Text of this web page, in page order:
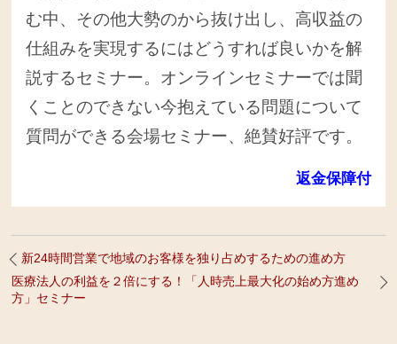
む中、その他大勢のから抜け出し、高収益の
仕組みを実現するにはどうすれば良いかを解
説するセミナー。オンラインセミナーでは聞
くことのできない今抱えている問題について
質問ができる会場セミナー、絶賛好評です。
返金保障付
新24時間営業で地域のお客様を独り占めするための進め方
医療法人の利益を２倍にする！「人時売上最大化の始め方進め
方」セミナー